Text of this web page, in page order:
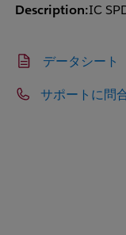
Description:IC
データシート
サポートに問